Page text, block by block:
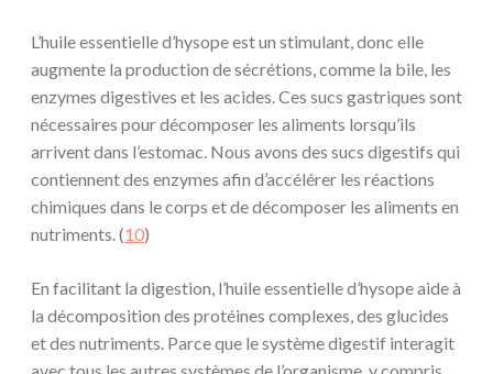
L’huile essentielle d’hysope est un stimulant, donc elle
augmente la production de sécrétions, comme la bile, les
enzymes digestives et les acides. Ces sucs gastriques sont
nécessaires pour décomposer les aliments lorsqu’ils
arrivent dans l’estomac. Nous avons des sucs digestifs qui
contiennent des enzymes afin d’accélérer les réactions
chimiques dans le corps et de décomposer les aliments en
nutriments. (10)
En facilitant la digestion, l’huile essentielle d’hysope aide à
la décomposition des protéines complexes, des glucides
et des nutriments. Parce que le système digestif interagit